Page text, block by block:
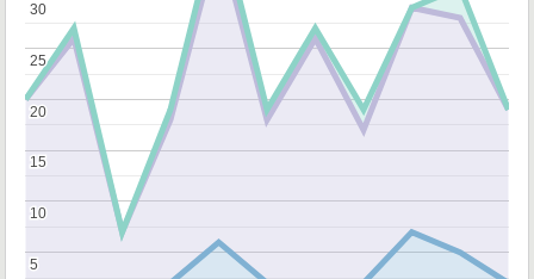
5
5
10
10
15
15
20
20
25
25
30
30